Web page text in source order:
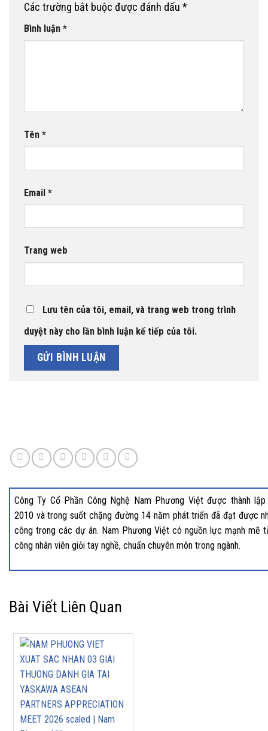
Các trường bắt buộc được đánh dấu *
Bình luận *
Tên *
Email *
Trang web
Lưu tên của tôi, email, và trang web trong trình
duyệt này cho lần bình luận kế tiếp của tôi.
Công Ty Cổ Phần Công Nghệ Nam Phương Việt được thành
2010 và trong suốt chặng đường 14 năm phát triển đã đạt được
công trong các dự án. Nam Phương Việt có nguồn lực mạnh mẽ
công nhân viên giỏi tay nghề, chuẩn chuyên môn trong ngành.
Bài Viết Liên Quan